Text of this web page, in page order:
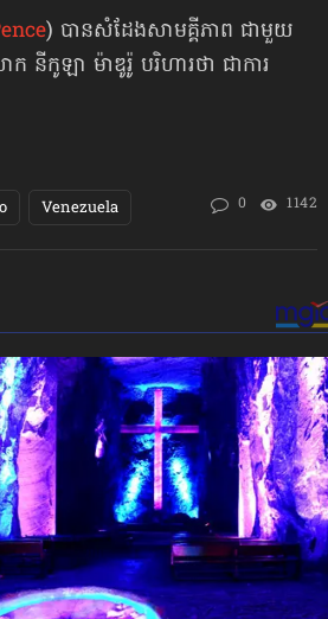
) បានសំដែងសាមគ្គីភាព ជាមួយ
នីកូឡា ម៉ាឌូរ៉ូ បរិហារថា ជាការ
Venezuela 0 1142